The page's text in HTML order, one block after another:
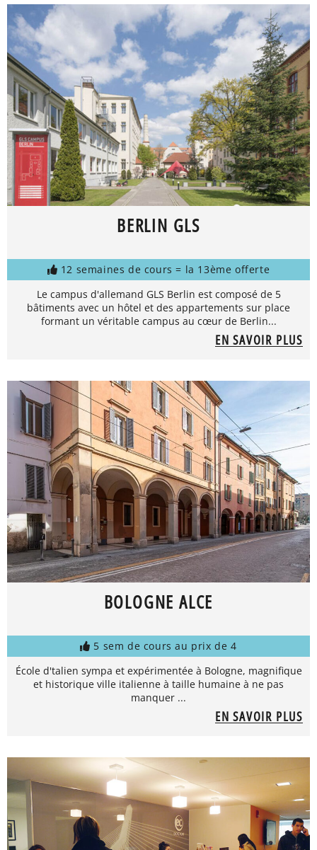
BERLIN GLS
12 semaines de cours = la 13ème offerte
Le campus d'allemand GLS Berlin est composé de 5
bâtiments avec un hôtel et des appartements sur place
formant un véritable campus au cœur de Berlin...
EN SAVOIR PLUS
BOLOGNE ALCE
5 sem de cours au prix de 4
École d'talien sympa et expérimentée à Bologne, magnifique
et historique ville italienne à taille humaine à ne pas
manquer ...
EN SAVOIR PLUS